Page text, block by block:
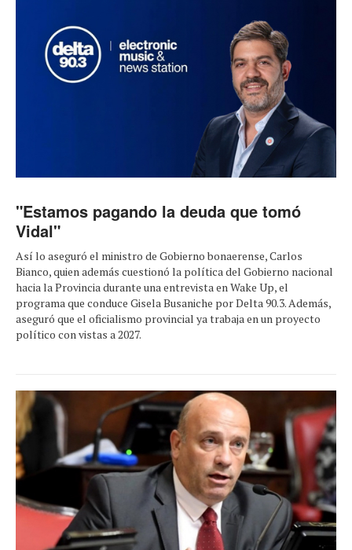
"Estamos pagando la deuda que tomó
Vidal"
Así lo aseguró el ministro de Gobierno bonaerense, Carlos
Bianco, quien además cuestionó la política del Gobierno nacional
hacia la Provincia durante una entrevista en Wake Up, el
programa que conduce Gisela Busaniche por Delta 90.3. Además,
aseguró que el oficialismo provincial ya trabaja en un proyecto
político con vistas a 2027.